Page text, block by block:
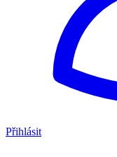
Přihlásit